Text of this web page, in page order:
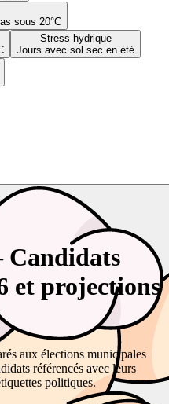
sous 20°C
Stress hydrique
Jours avec sol sec en été
et projections
aux élections municipales
référencés avec leurs
politiques.